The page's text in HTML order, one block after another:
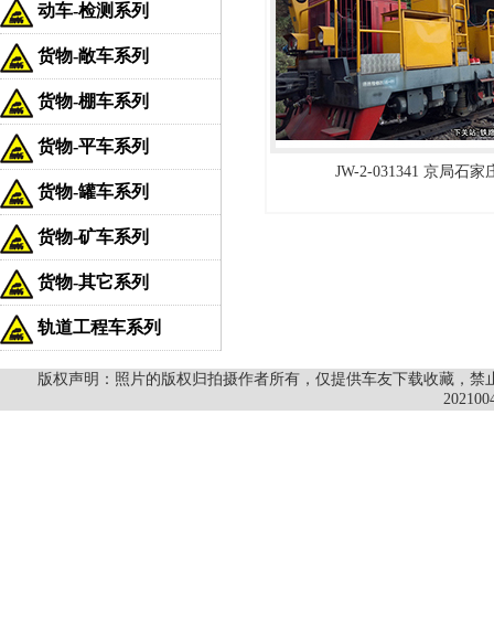
动车-检测系列
货物-敞车系列
货物-棚车系列
货物-平车系列
货物-罐车系列
货物-矿车系列
货物-其它系列
轨道工程车系列
JW-2-031341 京局石家
版权声明：照片的版权归拍摄作者所有，仅提供车友下载收藏，